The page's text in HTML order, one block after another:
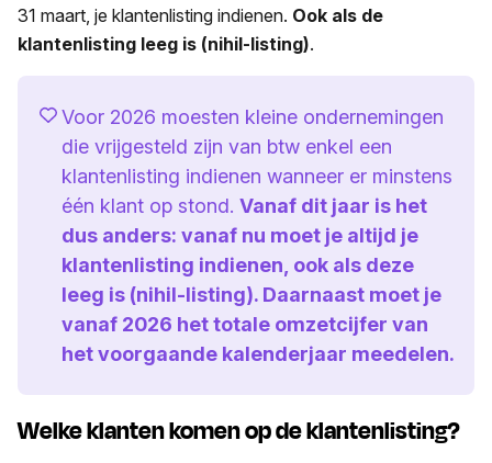
31 maart, je klantenlisting indienen. Ook als de
klantenlisting leeg is (nihil-listing).
Voor 2026 moesten kleine ondernemingen
die vrijgesteld zijn van btw enkel een
klantenlisting indienen wanneer er minstens
één klant op stond. Vanaf dit jaar is het
dus anders: vanaf nu moet je altijd je
klantenlisting indienen, ook als deze
leeg is (nihil-listing). Daarnaast moet je
vanaf 2026 het totale omzetcijfer van
het voorgaande kalenderjaar meedelen.
Welke klanten komen op de klantenlisting?